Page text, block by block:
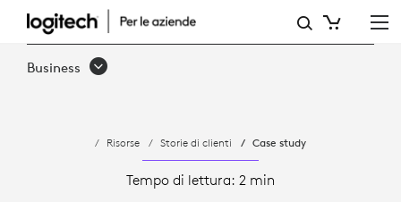
CASE
STUDY:
FAVORISCE
Business
Risorse Storie di clienti Case study
Tempo di lettura: 2 min